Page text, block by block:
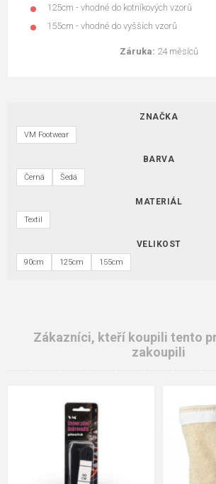
125cm - vhodné do kotníkových vzorů
155cm - vhodné do vyšších vzorů
Záruka: 24 měsíců
ZNAČKA
VM Footwear
BARVA
Černá Šedá
MATERIÁL
Textil
VELIKOST
90cm 125cm 155cm
Zákazníci, kteří koupili tento
zakoupili